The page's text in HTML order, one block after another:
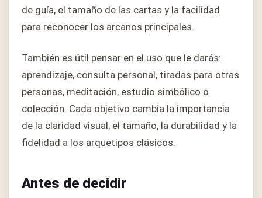
de guía, el tamaño de las cartas y la facilidad
para reconocer los arcanos principales.
También es útil pensar en el uso que le darás:
aprendizaje, consulta personal, tiradas para otras
personas, meditación, estudio simbólico o
colección. Cada objetivo cambia la importancia
de la claridad visual, el tamaño, la durabilidad y la
fidelidad a los arquetipos clásicos.
Antes de decidir